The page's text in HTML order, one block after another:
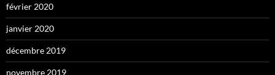
février 2020
janvier 2020
décembre 2019
novembre 2019